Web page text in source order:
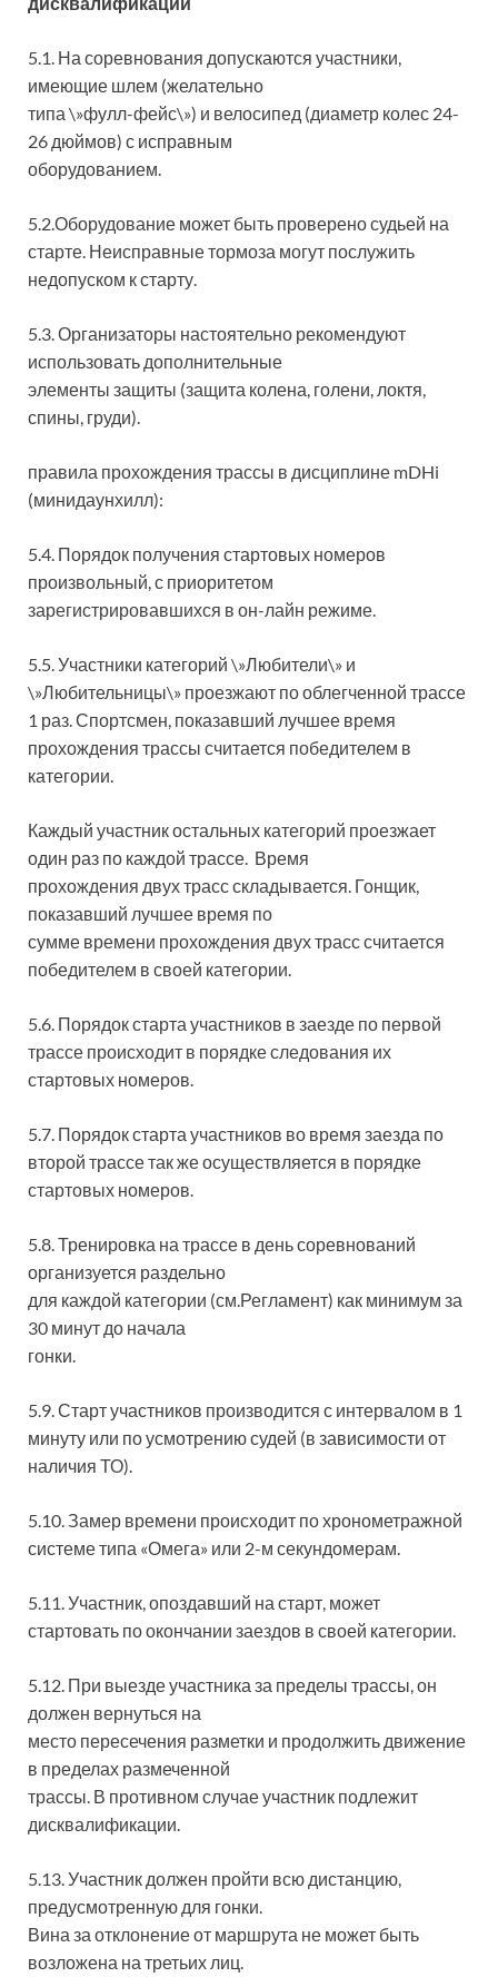
5.1. На соревнования допускаются участники,
имеющие шлем (желательно
типа \»фулл-фейс\») и велосипед (диаметр колес 24-
26 дюймов) с исправным
оборудованием.
5.2.Оборудование может быть проверено судьей на
старте. Неисправные тормоза могут послужить
недопуском к старту.
5.3. Организаторы настоятельно рекомендуют
использовать дополнительные
элементы защиты (защита колена, голени, локтя,
спины, груди).
правила прохождения трассы в дисциплине mDHi
(минидаунхилл):
5.4. Порядок получения стартовых номеров
произвольный, с приоритетом
зарегистрировавшихся в он-лайн режиме.
5.5. Участники категорий \»Любители\» и
\»Любительницы\» проезжают по облегченной трассе
1 раз. Спортсмен, показавший лучшее время
прохождения трассы считается победителем в
категории.
Каждый участник остальных категорий проезжает
один раз по каждой трассе. Время
прохождения двух трасс складывается. Гонщик,
показавший лучшее время по
сумме времени прохождения двух трасс считается
победителем в своей категории.
5.6. Порядок старта участников в заезде по первой
трассе происходит в порядке следования их
стартовых номеров.
5.7. Порядок старта участников во время заезда по
второй трассе так же осуществляется в порядке
стартовых номеров.
5.8. Тренировка на трассе в день соревнований
организуется раздельно
для каждой категории (см.Регламент) как минимум за
30 минут до начала
гонки.
5.9. Старт участников производится с интервалом в 1
минуту или по усмотрению судей (в зависимости от
наличия ТО).
5.10. Замер времени происходит по хронометражной
системе типа «Омега» или 2-м секундомерам.
5.11. Участник, опоздавший на старт, может
стартовать по окончании заездов в своей категории.
5.12. При выезде участника за пределы трассы, он
должен вернуться на
место пересечения разметки и продолжить движение
в пределах размеченной
трассы. В противном случае участник подлежит
дисквалификации.
5.13. Участник должен пройти всю дистанцию,
предусмотренную для гонки.
Вина за отклонение от маршрута не может быть
возложена на третьих лиц.